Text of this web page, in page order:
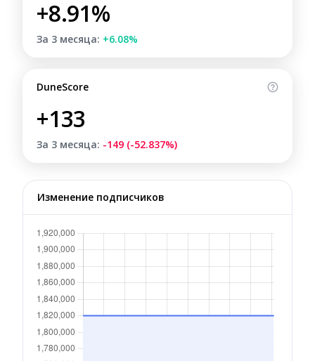
+8.91%
За 3 месяца: +6.08%
DuneScore
+133
За 3 месяца: -149 (-52.837%)
Изменение подписчиков